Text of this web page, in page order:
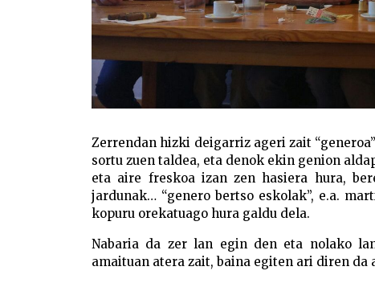
Zerrendan hizki deigarriz ageri zait
sortu zuen taldea, eta denok ekin genion
eta aire freskoa izan zen hasiera hura,
jardunak… “genero bertso eskolak”, e.a.
kopuru orekatuago hura galdu dela.
Nabaria da zer lan egin den eta nolako
amaituan atera zait, baina egiten ari diren da